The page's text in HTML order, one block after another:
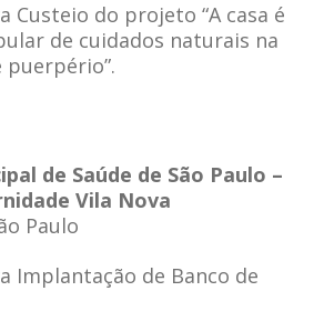
Custeio do projeto “A casa é
de cuidados naturais na
de Saúde de São Paulo –
Vila Nova
Paulo
Implantação de Banco de